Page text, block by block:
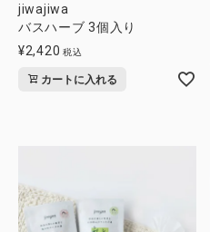
jiwajiwa
バスハーブ 3個入り
¥2,420 税込
カートに入れる